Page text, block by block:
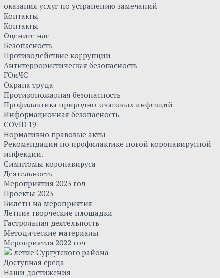
оказания услуг по устранению замечаний
Контакты
Контакты
Оцените нас
Безопасность
Противодействие коррупции
Антитеррористическая безопасность
ГОиЧС
Охрана труда
Противопожарная безопасность
Профилактика природно-очаговых инфекций
Информационная безопасность
COVID 19
Нормативно правовые акты
Рекомендации по профилактике новой коронавирусной
инфекции.
Симптомы коронавируса
Деятельность
Мероприятия 2023 год
Проекты 2023
Билеты на мероприятия
Летние творческие площадки
Гастрольная деятельность
Методические материалы
Мероприятия 2022 год
летие Сургутского района
Доступная среда
Наши достижения